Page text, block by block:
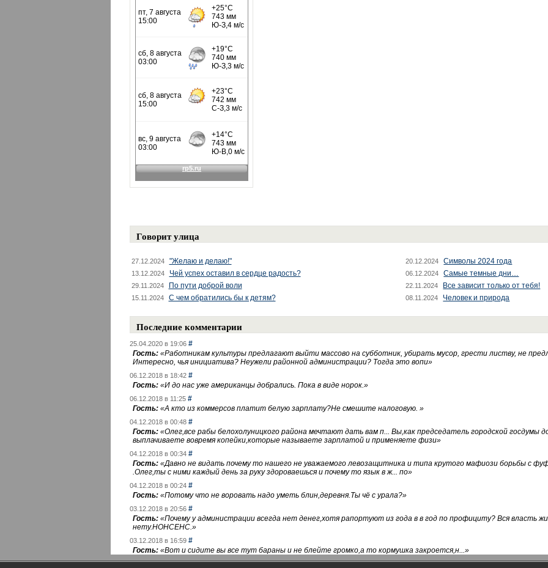
Говорит улица
27.12.2024 "Желаю и делаю!" 20.12.2024 Символы 2024 года
13.12.2024 Чей успех оставил в сердце радость? 06.12.2024 Самые темные дни…
29.11.2024 По пути доброй воли 22.11.2024 Все зависит только от тебя!
15.11.2024 С чем обратились бы к детям? 08.11.2024 Человек и природа
Последние комментарии
25.04.2020 в 19:06 #
Гость: «Работникам культуры предлагают выйти массово на субботник, убирать мусор, грести листву, не
Интересно, чья инициатива? Неужели районной администрации? Тогда это вопи»
06.12.2018 в 18:42 #
Гость: «И до нас уже американцы добрались. Пока в виде норок.»
06.12.2018 в 11:25 #
Гость: «А кто из коммерсов платит белую зарплату?Не смешите налоговую. »
04.12.2018 в 00:48 #
Гость: «Олег,все рабы белохолуницкого района мечтают дать вам п... Вы,как председатель городской госдумы
выплачиваете вовремя копейки,которые называете зарплатой и применяете физи»
04.12.2018 в 00:34 #
Гость: «Давно не видать почему то нашего не уважаемого левозащитника и типа крутого мафиози борьбы с
.Олег,ты с ними каждый день за руку здороваешься и почему то язык в ж... по»
04.12.2018 в 00:24 #
Гость: «Потому что не воровать надо уметь блин,деревня.Ты чё с урала?»
03.12.2018 в 20:56 #
Гость: «Почему у администрации всегда нет денег,хотя рапортуют из года в в год по профициту? Вся власть
нету.НОНСЕНС.»
03.12.2018 в 16:59 #
Гость: «Вот и сидите вы все тут бараны и не блейте громко,а то кормушка закроется,н...»